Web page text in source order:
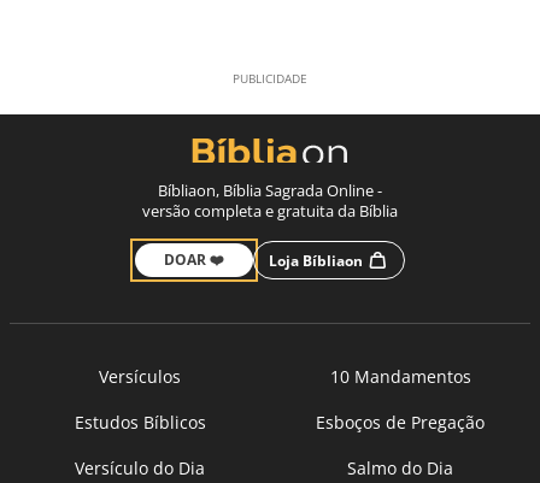
Bíbliaon, Bíblia Sagrada Online -
versão completa e gratuita da Bíblia
DOAR ❤️ Loja Bíbliaon
Versículos
10 Mandamentos
Estudos Bíblicos
Esboços de Pregação
Versículo do Dia
Salmo do Dia